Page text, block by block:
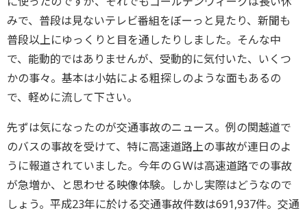
みで、普段は見ないテレビ番組をぼーっと見たり、新聞も
普段以上にゆっくりと目を通したりしました。そんな中
で、能動的ではありませんが、受動的に気付いた、いくつ
かの事々。基本は小姑による粗探しのような面もあるの
で、軽めに流して下さい。
先ずは気になったのが交通事故のニュース。例の関越道で
のバスの事故を受けて、特に高速道路上の事故が連日のよ
うに報道されていました。今年のＧＷは高速道路での事故
が急増か、と思わせる映像体験。しかし実際はどうなので
しょう。平成23年に於ける交通事故件数は691,937件。交通